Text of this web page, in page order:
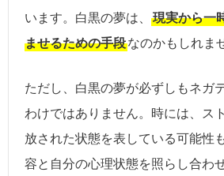
います。白黒の夢は、
現実から一
ませるための手段なのかもしれま
ただし、白黒の夢が必ずしもネガ
わけではありません。時には、ス
放された状態を表している可能性
容と自分の心理状態を照らし合わ